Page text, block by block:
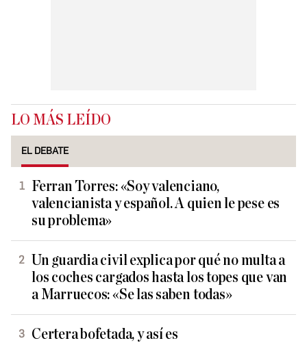
LO MÁS LEÍDO
EL DEBATE
Ferran Torres: «Soy valenciano,
valencianista y español. A quien le pese es
su problema»
Un guardia civil explica por qué no multa a
los coches cargados hasta los topes que van
a Marruecos: «Se las saben todas»
Certera bofetada, y así es